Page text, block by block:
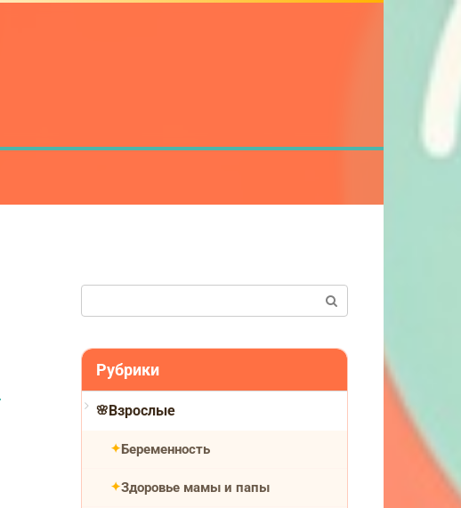
Рубрики
Взрослые
Беременность
Здоровье мамы и папы